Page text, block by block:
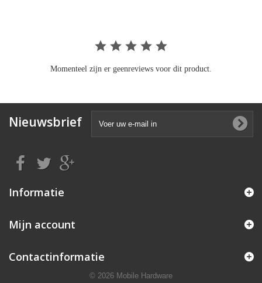
Momenteel zijn er geenreviews voor dit product.
Nieuwsbrief
Informatie
Mijn account
Contactinformatie
© 2026 Mobile Hardware